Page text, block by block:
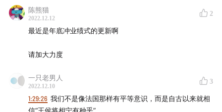
陈熊猫
2022.12.12
2
最近是年底冲业绩式的更新啊
请加大力度
一只老男人
2022.12.10
3
1:29:26 我们不是像法国那样有平等意识，而是自古以来就相
信“王侯将相宁有种乎”